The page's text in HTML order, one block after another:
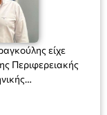
είχε
Περιφερειακής
Λ.Σ. κ. Ιωάννη